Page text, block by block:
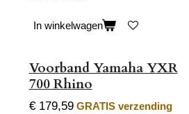
In winkelwagen
Voorband Yamaha YXR
700 Rhino
€ 179,59 GRATIS verzending